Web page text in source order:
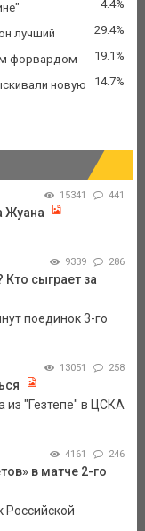
4.4%
лучший 29.4%
форвардом 19.1%
новую
14.7%
15341 441
Жуана
9339 286
Кто сыграет за
поединок 3-го
13051 258
"Гезтепе" в ЦСКА
4161 246
в матче 2-го